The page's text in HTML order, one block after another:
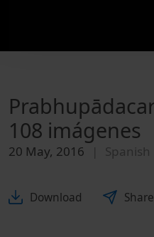
108 imágenes
20 May, 2016 Spanish
Download Share